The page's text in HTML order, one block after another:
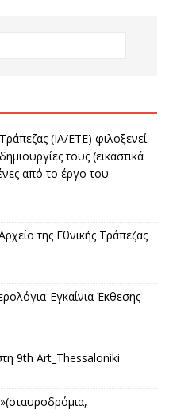
(ΙΑ/ΕΤΕ) φιλοξενεί
τους (εικαστικά
από το έργο του
της Εθνικής Τράπεζας
Εγκαίνια Έκθεσης
9th Art_Thessaloniki